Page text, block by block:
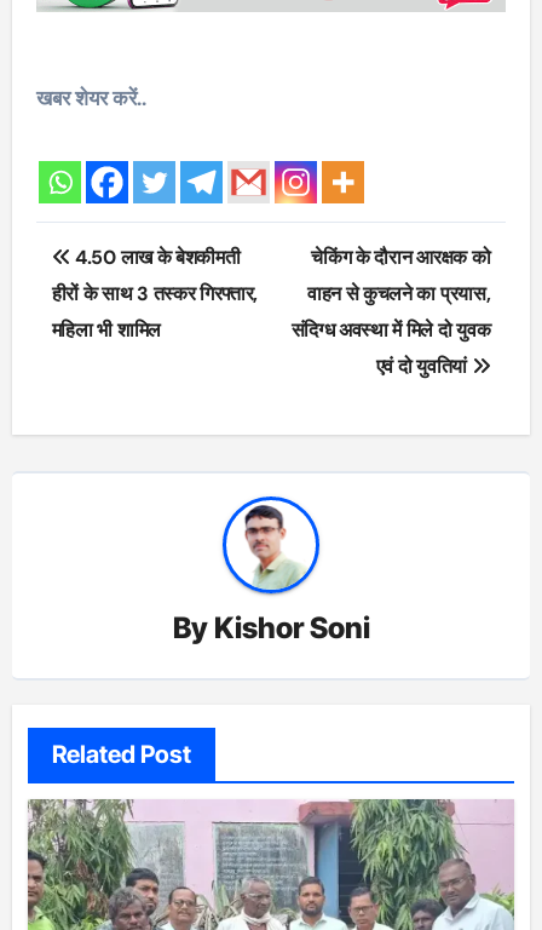
खबर शेयर करें..
Post
navigation
4.50 लाख के बेशकीमती
हीरों के साथ 3 तस्कर गिरफ्तार,
महिला भी शामिल
चेकिंग के दौरान आरक्षक को
वाहन से कुचलने का प्रयास,
संदिग्ध अवस्था में मिले दो युवक
एवं दो युवतियां
By Kishor Soni
Related Post